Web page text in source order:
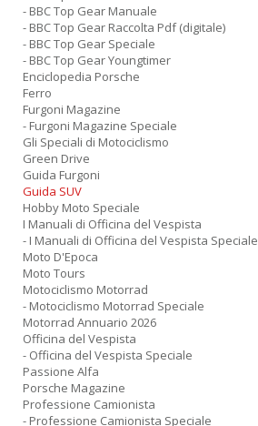
- BBC Top Gear Manuale
- BBC Top Gear Raccolta Pdf (digitale)
- BBC Top Gear Speciale
- BBC Top Gear Youngtimer
Enciclopedia Porsche
Ferro
Furgoni Magazine
- Furgoni Magazine Speciale
Gli Speciali di Motociclismo
Green Drive
Guida Furgoni
Guida SUV
Hobby Moto Speciale
I Manuali di Officina del Vespista
- I Manuali di Officina del Vespista Speciale
Moto D'Epoca
Moto Tours
Motociclismo Motorrad
- Motociclismo Motorrad Speciale
Motorrad Annuario 2026
Officina del Vespista
- Officina del Vespista Speciale
Passione Alfa
Porsche Magazine
Professione Camionista
- Professione Camionista Speciale